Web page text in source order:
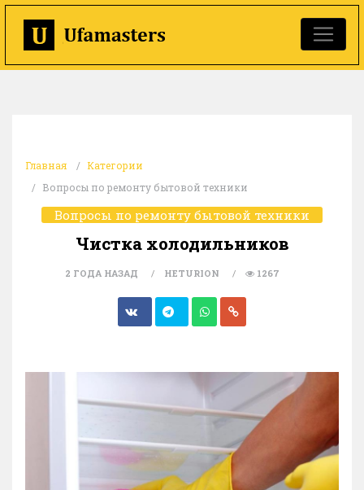
Главная
Категории
Вопросы по ремонту бытовой техники
Вопросы по ремонту бытовой техники
Чистка холодильников
2 ГОДА НАЗАД HETURION 1267